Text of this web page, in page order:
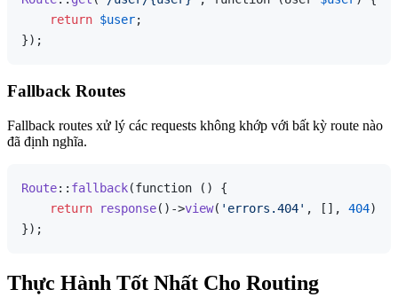
return $user;
Fallback Routes
Fallback routes xử lý các requests không khớp với bất kỳ route nào
đã định nghĩa.
Route:: fallback(function () {
return
response()->view( 'errors.404' , [], 404);
Thực Hành Tốt Nhất Cho Routing